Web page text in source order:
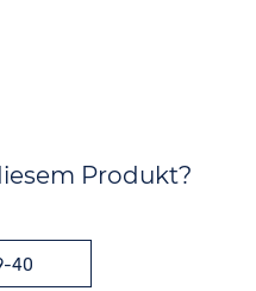
Produkt?
40